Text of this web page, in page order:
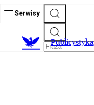
Serwisy
Publicystyka